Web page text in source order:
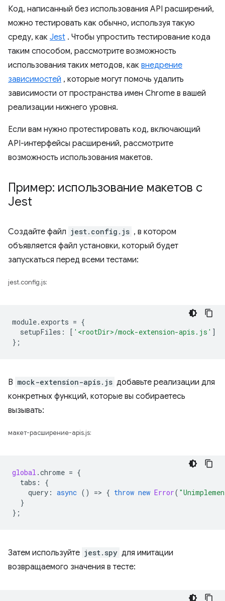
Код, написанный без использования API расширений,
можно тестировать как обычно, используя такую ​​
среду, как Jest . Чтобы упростить тестирование кода
таким способом, рассмотрите возможность
использования таких методов, как внедрение
зависимостей , которые могут помочь удалить
зависимости от пространства имен Chrome в вашей
реализации нижнего уровня.
Если вам нужно протестировать код, включающий
API-интерфейсы расширений, рассмотрите
возможность использования макетов.
Пример: использование макетов с
Jest
Создайте файл jest.config.js , в котором
объявляется файл установки, который будет
запускаться перед всеми тестами:
jest.config.js:
module. exports = {
setupFiles : [ '<rootDir>/mock-extension-apis.js' ]
};
В mock-extension-apis.js добавьте реализации для
конкретных функций, которые вы собираетесь
вызывать:
макет-расширение-apis.js:
global .chrome = {
tabs :
{
query : async () => { throw new Error(
}
};
Затем используйте jest.spy для имитации
возвращаемого значения в тесте: